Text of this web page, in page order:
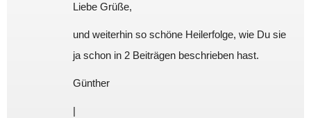
Liebe Grüße,
und weiterhin so schöne Heilerfolge, wie Du sie
ja schon in 2 Beiträgen beschrieben hast.
Günther
|